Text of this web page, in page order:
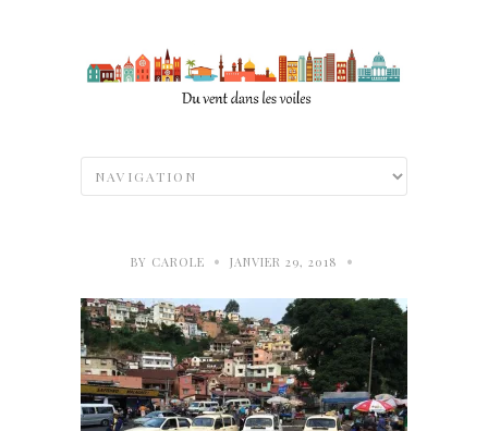
BY CAROLE • JANVIER 29, 2018 •